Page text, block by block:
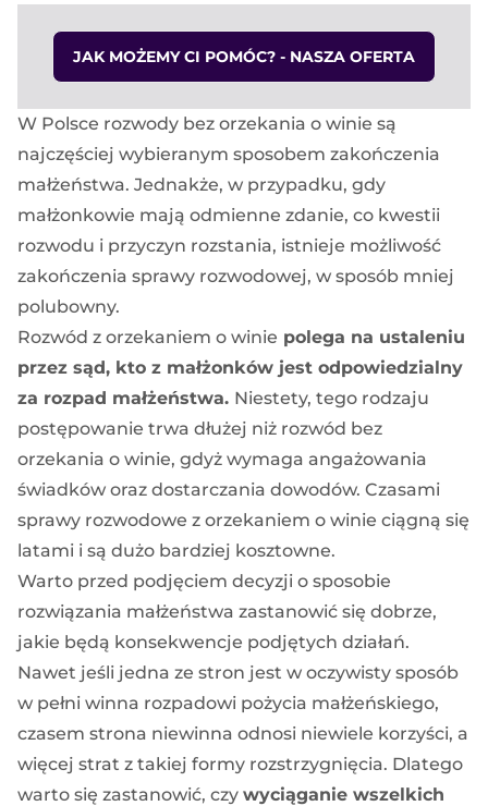
JAK MOŻEMY CI POMÓC? - NASZA OFERTA
W Polsce rozwody bez orzekania o winie są
najczęściej wybieranym sposobem zakończenia
małżeństwa. Jednakże, w przypadku, gdy
małżonkowie mają odmienne zdanie, co kwestii
rozwodu i przyczyn rozstania, istnieje możliwość
zakończenia sprawy rozwodowej, w sposób mniej
polubowny.
Rozwód z orzekaniem o winie polega na ustaleniu
przez sąd, kto z małżonków jest odpowiedzialny
za rozpad małżeństwa. Niestety, tego rodzaju
postępowanie trwa dłużej niż rozwód bez
orzekania o winie, gdyż wymaga angażowania
świadków oraz dostarczania dowodów. Czasami
sprawy rozwodowe z orzekaniem o winie ciągną się
latami i są dużo bardziej kosztowne.
Warto przed podjęciem decyzji o sposobie
rozwiązania małżeństwa zastanowić się dobrze,
jakie będą konsekwencje podjętych działań.
Nawet jeśli jedna ze stron jest w oczywisty sposób
w pełni winna rozpadowi pożycia małżeńskiego,
czasem strona niewinna odnosi niewiele korzyści, a
więcej strat z takiej formy rozstrzygnięcia. Dlatego
warto się zastanowić, czy wyciąganie wszelkich